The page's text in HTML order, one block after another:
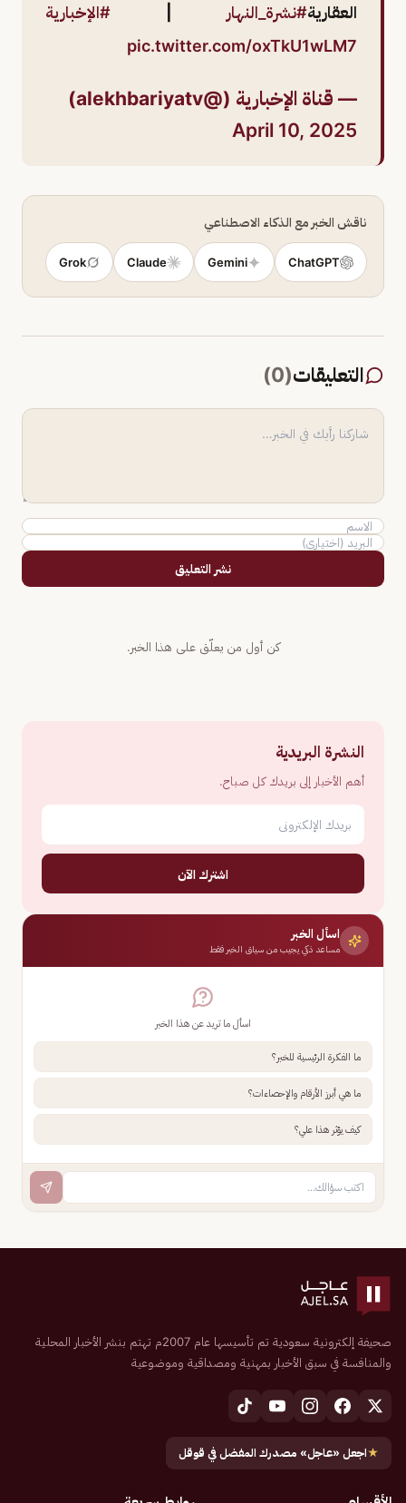
العقارية#نشرة_النهار
#الإخبارية
pic.twitter.com/oxTkU1wLM7
— قناة الإخبارية (@alekhbariyatv)
April 10, 2025
ناقش الخبر مع الذكاء الاصطناعي
ChatGPT
Gemini
Claude
Grok
التعليقات(
0
)
نشر التعليق
كن أول من يعلّق على هذا الخبر.
النشرة البريدية
أهم الأخبار إلى بريدك كل صباح.
اشترك الآن
اسأل الخبر
مساعد ذكي يجيب من سياق الخبر فقط
اسأل ما تريد عن هذا الخبر
ما الفكرة الرئيسية للخبر؟
ما هي أبرز الأرقام والإحصاءات؟
كيف يؤثر هذا علي؟
صحيفة إلكترونية سعودية تم تأسيسها عام 2007م تهتم بنشر الأخبار المحلية
والمنافسة في سبق الأخبار بمهنية ومصداقية وموضوعية
★اجعل «عاجل» مصدرك المفضل في قوقل